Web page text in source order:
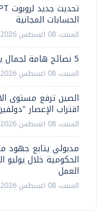
الحسابات المجانية
السبت، 08 اغسطس 2026 11:00 ص
5 نصائح هامة لجمال يديك وأظافرك
السبت، 08 اغسطس 2026 10:59 ص
الصين ترفع مستوى
اقتراب الإعصار
السبت، 08 اغسطس 2026 10:58 ص
مدبولي يتابع جهود
الحكومية خلال يوليو
العمل
السبت، 08 اغسطس 2026 10:57 ص